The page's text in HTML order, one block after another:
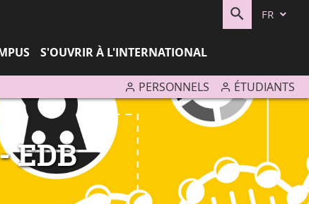
FR
S'OUVRIR À L'INTERNATIONAL
PERSONNELS ÉTUDIANTS
EDB